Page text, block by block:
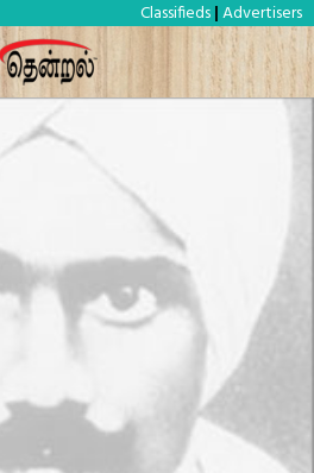
Classifieds | Advertisers